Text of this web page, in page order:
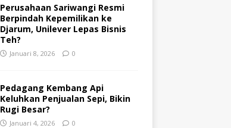
Perusahaan Sariwangi Resmi
Berpindah Kepemilikan ke
Djarum, Unilever Lepas Bisnis
Teh?
Januari 8, 2026 0
Pedagang Kembang Api
Keluhkan Penjualan Sepi, Bikin
Rugi Besar?
Januari 4, 2026 0